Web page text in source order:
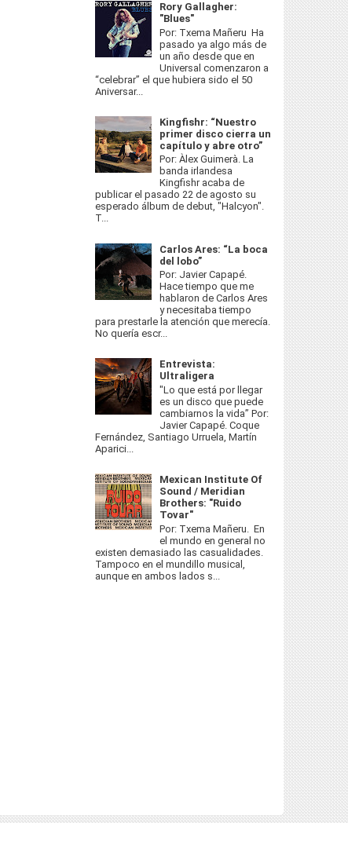
Rory Gallagher:
"Blues"
Por: Txema Mañeru Ha
pasado ya algo más de
un año desde que en
Universal comenzaron a
“celebrar” el que hubiera sido el 50
Aniversar...
Kingfishr: “Nuestro
primer disco cierra un
capítulo y abre otro”
Por: Àlex Guimerà. La
banda irlandesa
Kingfishr acaba de
publicar el pasado 22 de agosto su
esperado álbum de debut, "Halcyon".
T...
Carlos Ares: “La boca
del lobo”
Por: Javier Capapé.
Hace tiempo que me
hablaron de Carlos Ares
y necesitaba tiempo
para prestarle la atención que merecía.
No quería escr...
Entrevista:
Ultraligera
"Lo que está por llegar
es un disco que puede
cambiarnos la vida” Por:
Javier Capapé. Coque
Fernández, Santiago Urruela, Martín
Aparici...
Mexican Institute Of
Sound / Meridian
Brothers: "Ruido
Tovar"
Por: Txema Mañeru. En
el mundo en general no
existen demasiado las casualidades.
Tampoco en el mundillo musical,
aunque en ambos lados s...